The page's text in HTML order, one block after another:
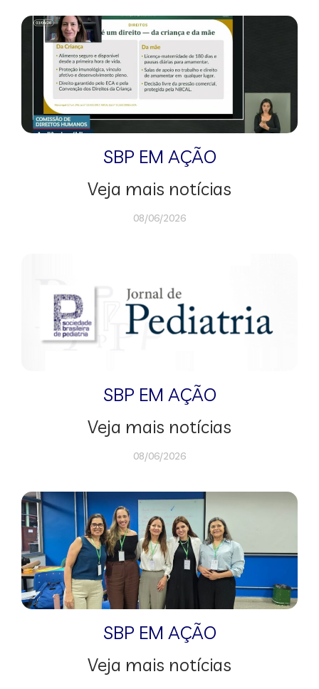
SBP EM AÇÃO
Veja mais notícias
08/06/2026
SBP EM AÇÃO
Veja mais notícias
08/06/2026
SBP EM AÇÃO
Veja mais notícias